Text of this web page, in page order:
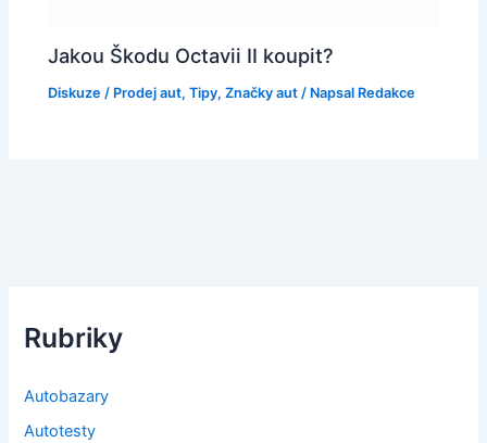
Jakou Škodu Octavii II koupit?
Diskuze / Prodej aut,Tipy,Značky aut / Napsal Redakce
Rubriky
Autobazary
Autotesty